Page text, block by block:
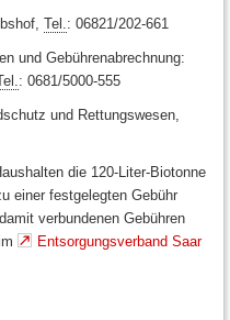
Tel. : 06821/202-661
und Gebührenabrechnung:
: 0681/5000-555
und Rettungswesen,
die 120-Liter-Biotonne
einer festgelegten Gebühr
verbundenen Gebühren
Entsorgungsverband Saar